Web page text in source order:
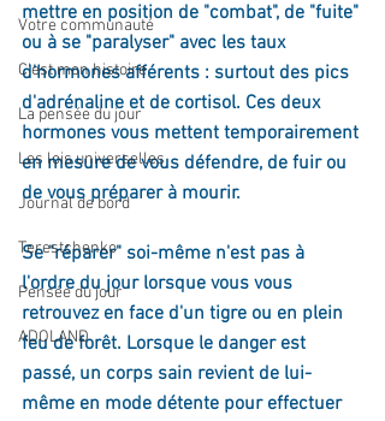
Votre communauté
C'est mon histoire
La pensée du jour
Les lois universelles
Journal de bord
Terestchenko
Pensée du jour
ADOLAND
mettre en position de "combat", de "fuite"
ou à se "paralyser" avec les taux
d'hormones afférents : surtout des pics
d'adrénaline et de cortisol. Ces deux
hormones vous mettent temporairement
en mesure de vous défendre, de fuir ou
de vous préparer à mourir.
Se "réparer" soi-même n'est pas à
l'ordre du jour lorsque vous vous
retrouvez en face d'un tigre ou en plein
feu de forêt. Lorsque le danger est
passé, un corps sain revient de lui-
même en mode détente pour effectuer